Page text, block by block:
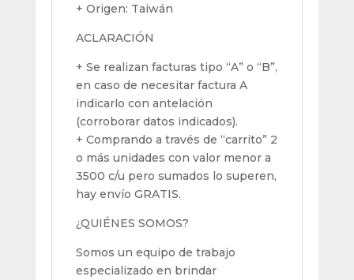
+ Origen: Taiwán
ACLARACIÓN
+ Se realizan facturas tipo “A” o “B”,
en caso de necesitar factura A
indicarlo con antelación
(corroborar datos indicados).
+ Comprando a través de “carrito” 2
o más unidades con valor menor a
3500 c/u pero sumados lo superen,
hay envío GRATIS.
¿QUIÉNES SOMOS?
Somos un equipo de trabajo
especializado en brindar